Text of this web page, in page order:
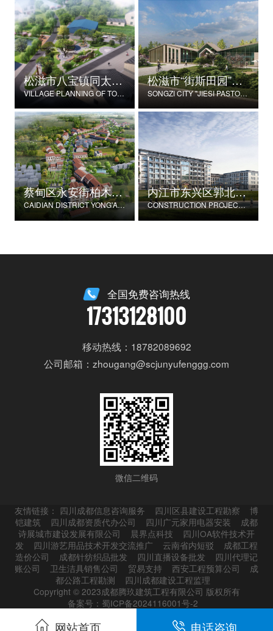
松滋市八宝镇同太湖村村庄规划
VILLAGE PLANNING OF TONGTAIHU VILLAGE, BABAO TOWN, SONGZI CITY
松滋市“街斯田园”美丽乡村示范片建设项目
SONGZI CITY "JIESI PASTORAL" BEAUTIFUL RURAL DEMONSTRATION FILM CONSTRUCTION PROJECT
蔡甸区永安街柏木村郭家庄湾省级美丽乡村试点建设项目
CAIDIAN DISTRICT YONG'AN STREET CYPRESS VILLAGE GUOJIAZHUANG BAY PROVINCIAL BEAUTIFUL VILLAGE PILOT CONSTRUCTION PROJECT
内江市东兴区郭北养老服务中心建设项目
CONSTRUCTION PROJECT OF GUOBEI ELDERLY SERVICE CENTER IN DONGXING DISTRICT, NEIJIANG CITY
全国免费咨询热线
17313128100
移动热线：18782089692
公司邮箱：zhougang@scjunyufenggg.com
微信二维码
友情链接： 四川成都信息咨询服务 四川区县建设工程勘察
博
铠建筑
四川成都资质代办公司 四川广元家用电器安装
成都
诗展城市建设发展有限公司
晨界点科技
四川OA软件技术开
发
四川游艺用品技术开发交流推广 云南省内短驳
成都工程
造价公司
成都针纺织品批发 四川直播设备批发
四川代理记
账公司
卫生洁具销售公司 贸易支持 西安工程预算公司
成
都公路工程勘测
四川成都建设工程监理
Copyright © 2023成都腾玖建筑工程有限公司 版权所有
备案号：蜀ICP备2024116001号-2
网站首页 电话咨询